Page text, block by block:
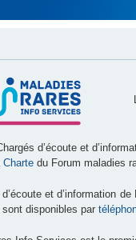
d’écoute et
Charte du Forum maladies
d’écoute et d’information
disponibles par